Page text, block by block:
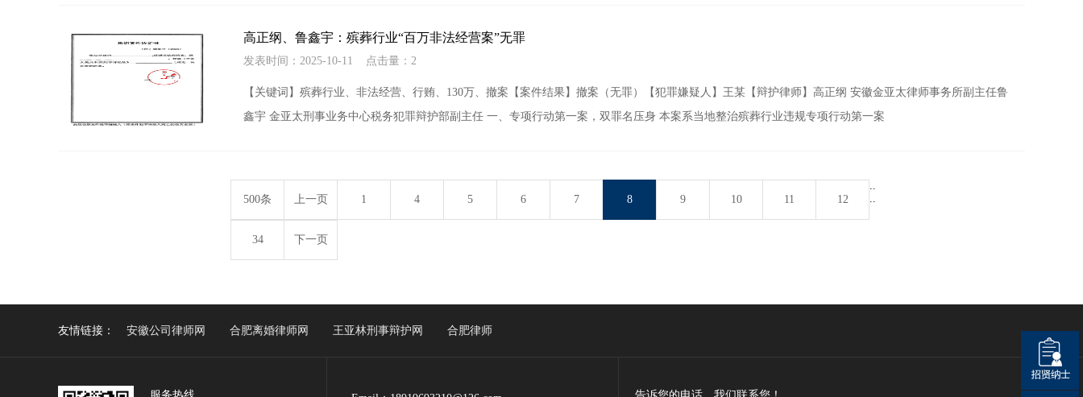
高正纲、鲁鑫宇：殡葬行业“百万非法经营案”无罪
发表时间：2025-10-11 点击量：2
【关键词】殡葬行业、非法经营、行贿、130万、撤案【案件结果】撤案（无罪）【犯罪嫌疑人】王某【辩护律师】高正纲 安徽金亚太律师事务所副主任鲁
鑫宇 金亚太刑事业务中心税务犯罪辩护部副主任 一、专项行动第一案，双罪名压身 本案系当地整治殡葬行业违规专项行动第一案
500条 上一页 1
..
4
5 6 7 8 9 10 11 12 ..
34 下一页
友情链接： 安徽公司律师网 合肥离婚律师网 王亚林刑事辩护网 合肥律师